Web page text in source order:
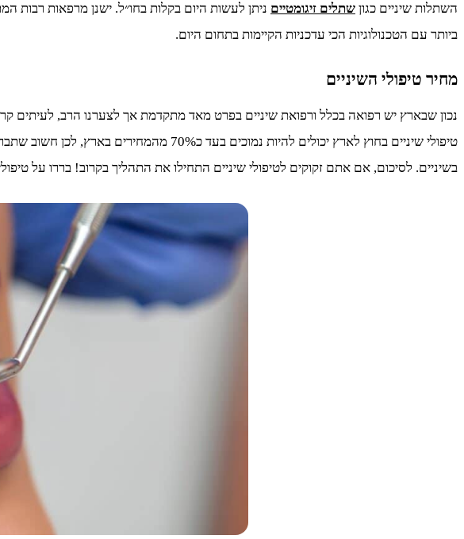
השתלות שיניים כגון שתלים זיגומטיים ניתן לעשות היום בקלות בחו״ל. ישנן מרפאות רבות
ביותר עם הטכנולוגיות הכי עדכניות הקיימות בתחום היום.
מחיר טיפולי השיניים
נכון שבארץ יש רפואה בכלל ורפואת שיניים בפרט מאד מתקדמת אך לצערנו הרב, לעיתים
טיפולי שיניים בחוץ לארץ יכולים להיות
בשיניים. לסיכום, אם אתם זקוקים לטיפולי שיניים התחילו את התהליך בקרוב! בררו על